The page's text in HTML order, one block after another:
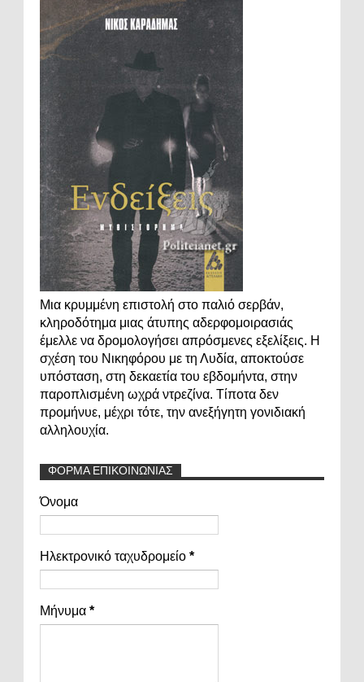
Μια κρυμμένη επιστολή στο παλιό σερβάν,
κληροδότημα μιας άτυπης αδερφομοιρασιάς
έμελλε να δρομολογήσει απρόσμενες εξελίξεις. Η
σχέση του Νικηφόρου με τη Λυδία, αποκτούσε
υπόσταση, στη δεκαετία του εβδομήντα, στην
παροπλισμένη ωχρά ντρεζίνα. Τίποτα δεν
προμήνυε, μέχρι τότε, την ανεξήγητη γονιδιακή
αλληλουχία.
ΦΟΡΜΑ ΕΠΙΚΟΙΝΩΝΙΑΣ
Όνομα
Ηλεκτρονικό ταχυδρομείο *
Μήνυμα *